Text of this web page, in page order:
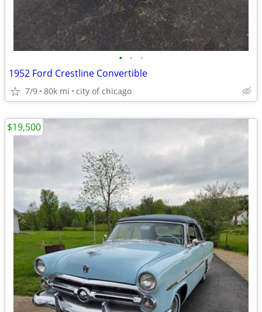
• • •
1952 Ford Crestline Convertible
7/9 80k mi city of chicago
$19,500